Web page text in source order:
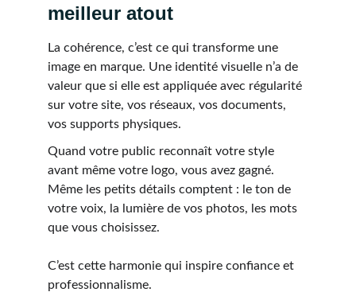
meilleur atout
La cohérence, c’est ce qui transforme une
image en marque. Une identité visuelle n’a de
valeur que si elle est appliquée avec régularité
sur votre site, vos réseaux, vos documents,
vos supports physiques.
Quand votre public reconnaît votre style
avant même votre logo, vous avez gagné.
Même les petits détails comptent : le ton de
votre voix, la lumière de vos photos, les mots
que vous choisissez.
C’est cette harmonie qui inspire confiance et
professionnalisme.